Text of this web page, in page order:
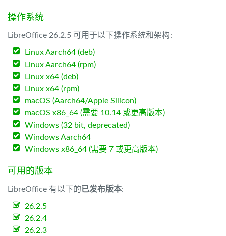
操作系统
LibreOffice 26.2.5 可用于以下操作系统和架构:
Linux Aarch64 (deb)
Linux Aarch64 (rpm)
Linux x64 (deb)
Linux x64 (rpm)
macOS (Aarch64/Apple Silicon)
macOS x86_64 (需要 10.14 或更高版本)
Windows (32 bit, deprecated)
Windows Aarch64
Windows x86_64 (需要 7 或更高版本)
可用的版本
LibreOffice 有以下的已发布版本:
26.2.5
26.2.4
26.2.3